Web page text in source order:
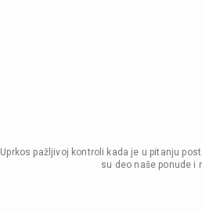
Uprkos pažljivoj kontroli kada je u pitanju
su deo naše ponude i